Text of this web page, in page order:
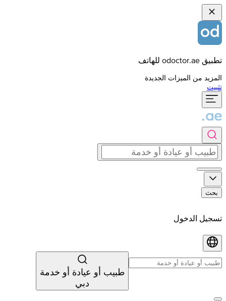
تطبيق odoctor.ae للهاتف
المزيد من الميزات الجديدة
تثبيت
بحث
تسجيل الدخول
طبيب أو عيادة أو خدمة
دبي